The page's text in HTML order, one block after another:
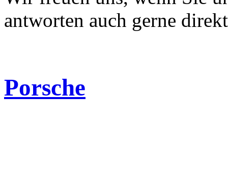
antworten auch gerne
Porsche